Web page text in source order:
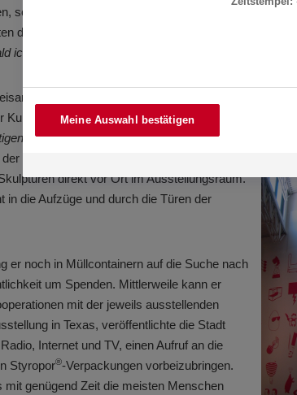
sondern auch kostenlos zu erwerben war.
des Materials.
ich die passenden Klebstoffe und Armaturendesigns
gibt es viele Details vor und
Kunstwerke zu beachten. „Sind die Roboter
sie eine interne Armatur aus Holz, damit
Künstler. Für die besonders großen
direkt vor Ort im Ausstellungsraum.
in die Aufzüge und durch die Türen der
er noch in Müllcontainern auf die Suche nach
um Spenden. Mittlerweile kann er
mit der jeweils ausstellenden
in Texas, veröffentlichte die Stadt
Internet und TV, einen Aufruf an die
Styropor®-Verpackungen vorbeizubringen.
genügend Zeit die meisten Menschen
Meine Auswahl bestätigen